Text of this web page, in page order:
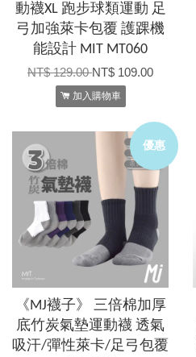
動襪XL 跑步球類運動 足
弓加強萊卡包覆 護踝機
能設計 MIT MT060
NT$ 129.00NT$ 109.00
加入購物車
優惠
《MJ襪子》 三倍棉加厚
底竹炭氣墊運動襪 透氣
吸汗/彈性萊卡/足弓包覆